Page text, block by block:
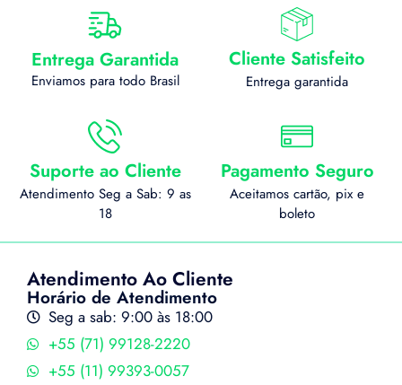
Entrega Garantida
Enviamos para todo Brasil
Cliente Satisfeito
Entrega garantida
Suporte ao Cliente
Atendimento Seg a Sab: 9 as
18
Pagamento Seguro
Aceitamos cartão, pix e
boleto
Atendimento Ao Cliente
Horário de Atendimento
Seg a sab: 9:00 às 18:00
+55 (71) 99128-2220
+55 (11) 99393-0057